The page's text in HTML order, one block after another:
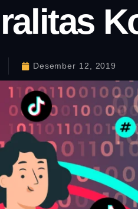
Desember 12, 2019